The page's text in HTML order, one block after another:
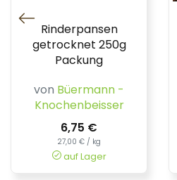
Rinderpansen
getrocknet 250g
Packung
von Büermann -
Knochenbeisser
6,75 €
27,00 € / kg
auf Lager